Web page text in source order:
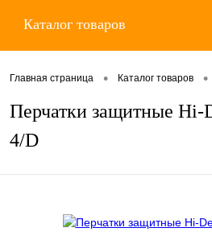
Каталог товаров
Главная страница • Каталог товаров •
Перчатки защитные Hi-
4/D